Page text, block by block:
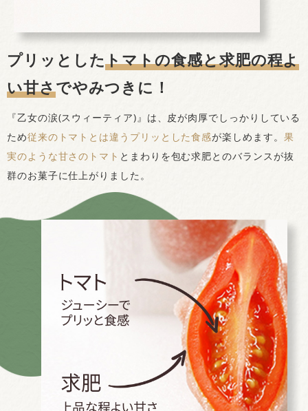
プリッとしたトマトの食感と求肥の程よ
い甘さでやみつきに！
『乙女の涙(スウィーティア)』は、皮が肉厚でしっかりしている
ため従来のトマトとは違うプリッとした食感が楽しめます。 果
実のような甘さのトマト とまわりを包む求肥とのバランスが抜
群のお菓子に仕上がりました。